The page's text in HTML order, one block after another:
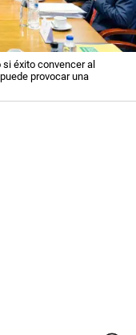
éxito convencer al
provocar una